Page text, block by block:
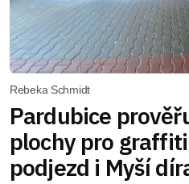
Rebeka Schmidt
Pardubice
plochy pro
podjezd i Myší